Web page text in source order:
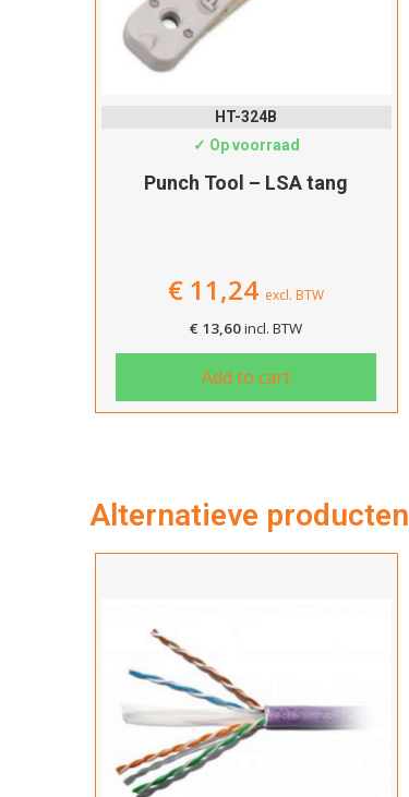
HT-324B
✓ Op voorraad
Punch Tool – LSA tang
€ 11,24 excl. BTW
€ 13,60incl. BTW
Add to cart
Alternatieve producten